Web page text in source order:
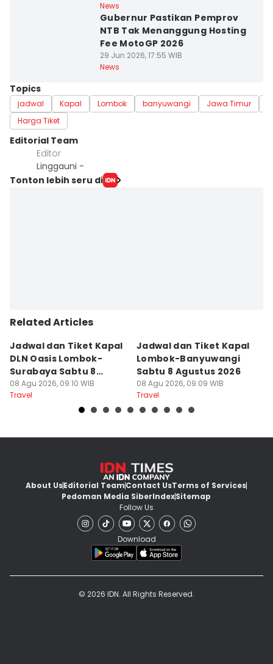
News
Gubernur Pastikan Pemprov
NTB Tak Menanggung Hosting
Fee MotoGP 2026
29 Jun 2026, 17:55 WIB
News
Topics
jadwal Kapal Lombok banyuwangi Jawa Timur
Harga Tiket
Editorial Team
Editor
Linggauni -
Tonton lebih seru di
Related Articles
Jadwal dan Tiket Kapal
DLN Oasis Lombok-
Surabaya Sabtu 8
Agustus 2026
08 Agu 2026, 09:10 WIB
Travel
Jadwal dan Tiket Kapal
Lombok-Banyuwangi
Sabtu 8 Agustus 2026
08 Agu 2026, 09:09 WIB
Travel
About UsEditorial TeamContact UsTerms of Services
Pedoman Media SiberIndexSitemap
Follow Us
Download
© 2026 IDN. All Rights Reserved.